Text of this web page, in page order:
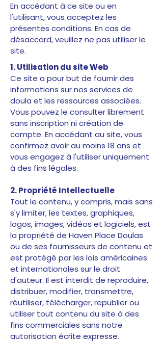
En accédant à ce site ou en
l'utilisant, vous acceptez les
présentes conditions. En cas de
désaccord, veuillez ne pas utiliser le
site.
1. Utilisation du site Web
Ce site a pour but de fournir des
informations sur nos services de
doula et les ressources associées.
Vous pouvez le consulter librement
sans inscription ni création de
compte. En accédant au site, vous
confirmez avoir au moins 18 ans et
vous engagez à l'utiliser uniquement
à des fins légales.
2. Propriété Intellectuelle
Tout le contenu, y compris, mais sans
s'y limiter, les textes, graphiques,
logos, images, vidéos et logiciels, est
la propriété de Haven Place Doulas
ou de ses fournisseurs de contenu et
est protégé par les lois américaines
et internationales sur le droit
d'auteur. Il est interdit de reproduire,
distribuer, modifier, transmettre,
réutiliser, télécharger, republier ou
utiliser tout contenu du site à des
fins commerciales sans notre
autorisation écrite expresse.